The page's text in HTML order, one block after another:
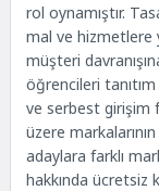
rol oynamıştır.
mal ve hizmetlere
müşteri
öğrencileri
ve serbest girişim
üzere
adaylara farklı
hakkında ücretsiz